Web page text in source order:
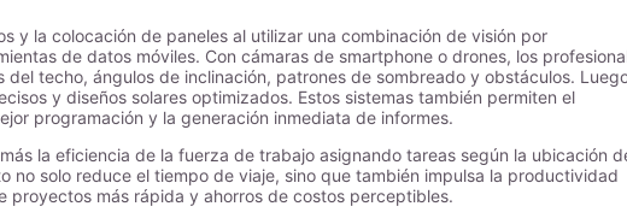
y la colocación de paneles al utilizar una combinación de visión por
de datos móviles. Con cámaras de smartphone o drones, los
techo, ángulos de inclinación, patrones de sombreado y obstáculos.
y diseños solares optimizados. Estos sistemas también permiten el
programación y la generación inmediata de informes.
la eficiencia de la fuerza de trabajo asignando tareas según la ubicación
no solo reduce el tiempo de viaje, sino que también impulsa la productividad
proyectos más rápida y ahorros de costos perceptibles.